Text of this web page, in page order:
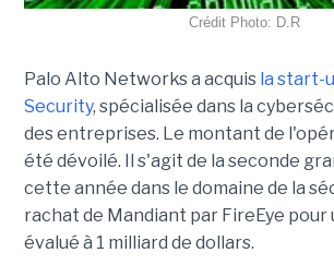
Crédit Photo: D.R
Palo Alto Networks a acquis la start-
Security, spécialisée dans la
des entreprises. Le montant de
été dévoilé. Il s'agit de la seconde
cette année dans le domaine de la
rachat de Mandiant par FireEye pour
évalué à 1 milliard de dollars.